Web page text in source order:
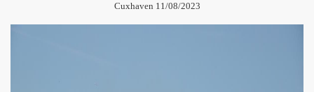
Cuxhaven 11/08/2023